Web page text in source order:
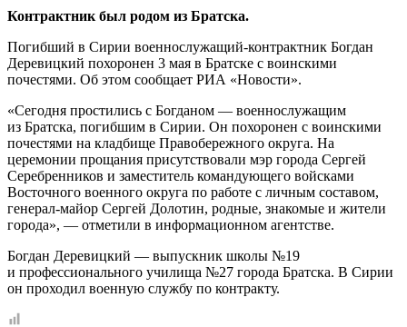
Контрактник был родом из Братска.
Погибший в Сирии военнослужащий-контрактник Богдан
Деревицкий похоронен 3 мая в Братске с воинскими
почестями. Об этом сообщает РИА «Новости».
«Сегодня простились с Богданом — военнослужащим
из Братска, погибшим в Сирии. Он похоронен с воинскими
почестями на кладбище Правобережного округа. На
церемонии прощания присутствовали мэр города Сергей
Серебренников и заместитель командующего войсками
Восточного военного округа по работе с личным составом,
генерал-майор Сергей Долотин, родные, знакомые и жители
города», — отметили в информационном агентстве.
Богдан Деревицкий — выпускник школы №19
и профессионального училища №27 города Братска. В Сирии
он проходил военную службу по контракту.